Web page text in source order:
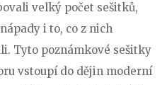
velký počet sešitků,
i to, co z nich
Tyto poznámkové sešitky
vstoupí do dějin moderní